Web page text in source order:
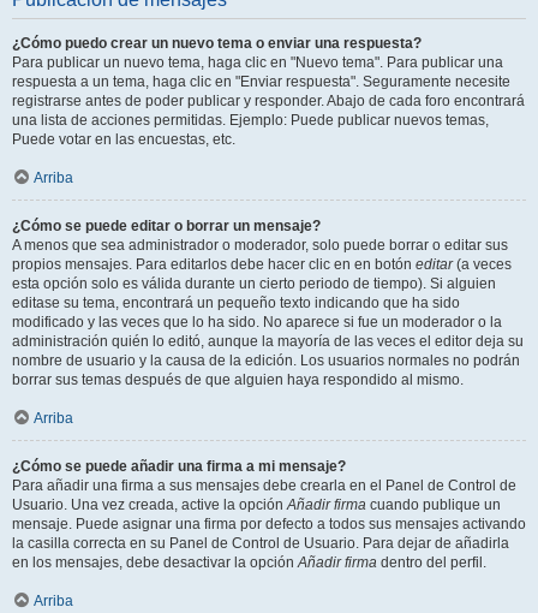
¿Cómo puedo crear un nuevo tema o enviar una respuesta?
Para publicar un nuevo tema, haga clic en "Nuevo tema". Para publicar una
respuesta a un tema, haga clic en "Enviar respuesta". Seguramente necesite
registrarse antes de poder publicar y responder. Abajo de cada foro encontrará
una lista de acciones permitidas. Ejemplo: Puede publicar nuevos temas,
Puede votar en las encuestas, etc.
Arriba
¿Cómo se puede editar o borrar un mensaje?
A menos que sea administrador o moderador, solo puede borrar o editar sus
propios mensajes. Para editarlos debe hacer clic en en botón editar(a veces
esta opción solo es válida durante un cierto periodo de tiempo). Si alguien
editase su tema, encontrará un pequeño texto indicando que ha sido
modificado y las veces que lo ha sido. No aparece si fue un moderador o la
administración quién lo editó, aunque la mayoría de las veces el editor deja su
nombre de usuario y la causa de la edición. Los usuarios normales no podrán
borrar sus temas después de que alguien haya respondido al mismo.
Arriba
¿Cómo se puede añadir una firma a mi mensaje?
Para añadir una firma a sus mensajes debe crearla en el Panel de Control de
Usuario. Una vez creada, active la opciónAñadir firma cuando publique un
mensaje. Puede asignar una firma por defecto a todos sus mensajes activando
la casilla correcta en su Panel de Control de Usuario. Para dejar de añadirla
en los mensajes, debe desactivar la opciónAñadir firma dentro del perfil.
Arriba